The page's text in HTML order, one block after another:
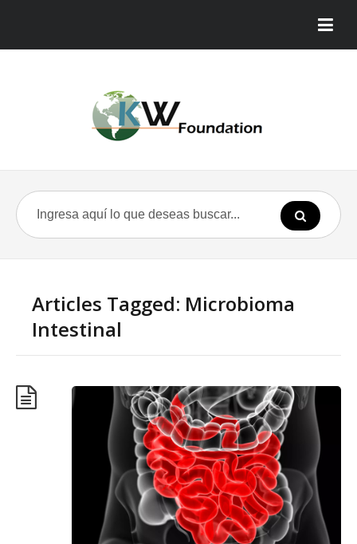
Articles Tagged: Microbioma
Intestinal